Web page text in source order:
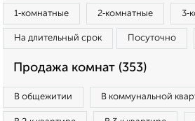
1‑комнатные 2‑комнатные
На длительный срок Посуточно
Продажа комнат (353)
В общежитии В коммунальной